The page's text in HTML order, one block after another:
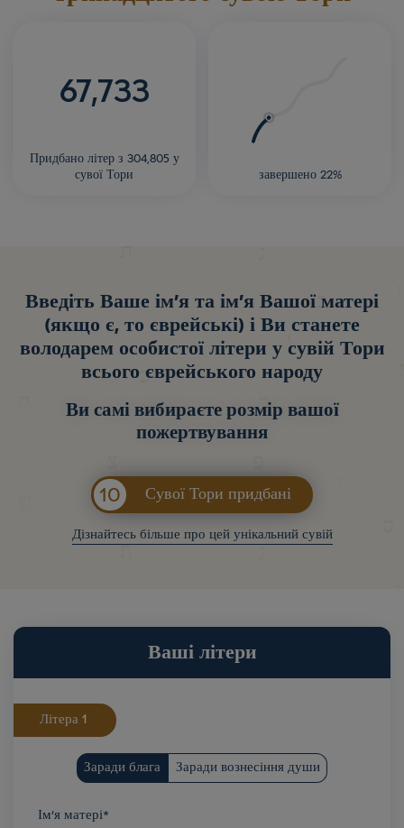
67,733
Придбано літер з 304,805 у
сувої Тори
завершено 22%
Введіть Ваше ім'я та ім'я Вашої матері
(якщо є, то єврейські) і Ви станете
володарем особистої літери у сувій Тори
всього єврейського народу
Ви самі вибираєте розмір вашої
пожертвування
10 Сувої Тори придбані
Дізнайтесь більше про цей унікальний сувій
Ваші літери
Літера
Заради блага Заради вознесіння души
Ім'я матері*